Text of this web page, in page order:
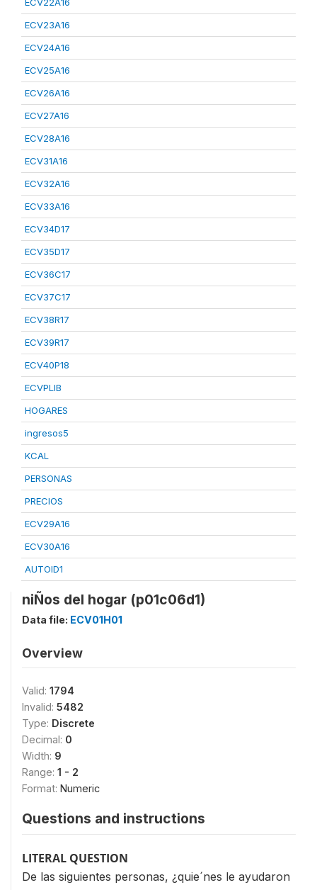
ECV23A16
ECV24A16
ECV25A16
ECV26A16
ECV27A16
ECV28A16
ECV31A16
ECV32A16
ECV33A16
ECV34D17
ECV35D17
ECV36C17
ECV37C17
ECV38R17
ECV39R17
ECV40P18
ECVPLIB
HOGARES
ingresos5
KCAL
PERSONAS
PRECIOS
ECV29A16
ECV30A16
AUTOID1
niÑos del hogar (p01c06d1)
Data file: ECV01H01
Overview
Valid: 1794
Invalid: 5482
Type: Discrete
Decimal: 0
Width: 9
Range: 1 - 2
Format: Numeric
Questions and instructions
LITERAL QUESTION
De las siguientes personas, ¿quie´nes le ayudaron